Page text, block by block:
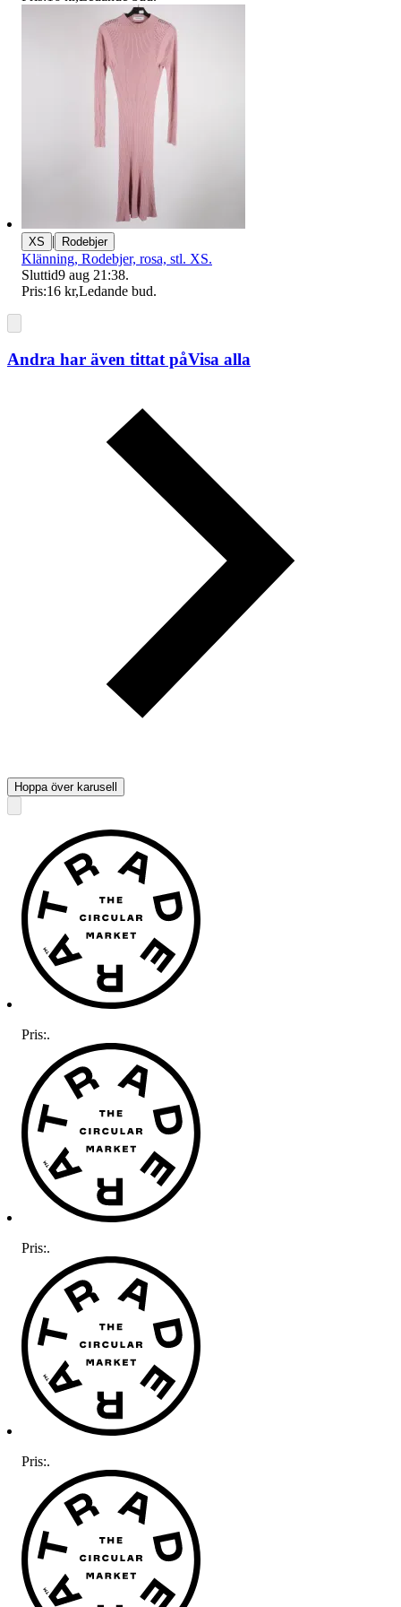
XS | Rodebjer
Klänning, Rodebjer, rosa, stl. XS.
Sluttid9 aug 21:38.
Pris:16 kr,Ledande bud.
Andra har även tittat påVisa alla
Hoppa över karusell
Pris:.
Pris:.
Pris:.